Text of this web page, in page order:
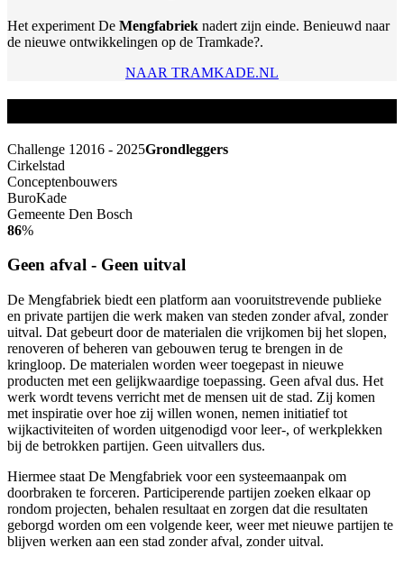
Het experiment De Mengfabriek nadert zijn einde. Benieuwd naar
de nieuwe ontwikkelingen op de Tramkade?.
NAAR TRAMKADE.NL
Challenge 1 2016 - 2025Grondleggers
Cirkelstad
Conceptenbouwers
BuroKade
Gemeente Den Bosch
86%
Geen afval - Geen uitval
De Mengfabriek biedt een platform aan vooruitstrevende publieke
en private partijen die werk maken van steden zonder afval, zonder
uitval. Dat gebeurt door de materialen die vrijkomen bij het slopen,
renoveren of beheren van gebouwen terug te brengen in de
kringloop. De materialen worden weer toegepast in nieuwe
producten met een gelijkwaardige toepassing. Geen afval dus. Het
werk wordt tevens verricht met de mensen uit de stad. Zij komen
met inspiratie over hoe zij willen wonen, nemen initiatief tot
wijkactiviteiten of worden uitgenodigd voor leer-, of werkplekken
bij de betrokken partijen. Geen uitvallers dus.
Hiermee staat De Mengfabriek voor een systeemaanpak om
doorbraken te forceren. Participerende partijen zoeken elkaar op
rondom projecten, behalen resultaat en zorgen dat die resultaten
geborgd worden om een volgende keer, weer met nieuwe partijen te
blijven werken aan een stad zonder afval, zonder uitval.